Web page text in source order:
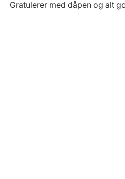
Gratulerer med dåpen og alt